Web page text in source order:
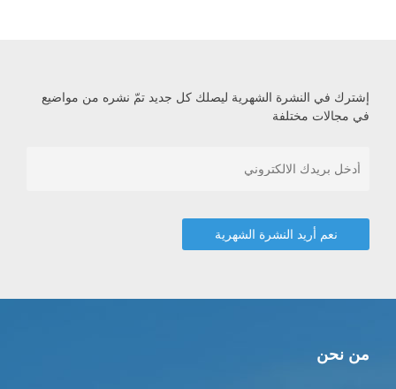
إشترك في النشرة الشهرية ليصلك كل جديد تمّ نشره من مواضيع
في مجالات مختلفة
من نحن